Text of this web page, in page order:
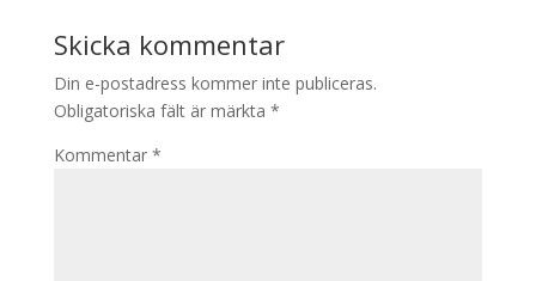
Skicka kommentar
Din e-postadress kommer inte publiceras.
Obligatoriska fält är märkta *
Kommentar *